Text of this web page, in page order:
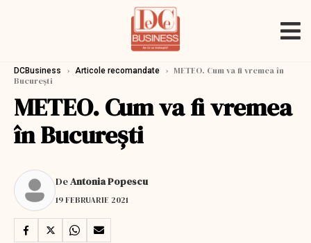
DCBusiness › Articole recomandate › METEO. Cum va fi vremea în
Bucureşti
METEO. Cum va fi vremea
în Bucureşti
DeAntonia Popescu
19 FEBRUARIE 2021